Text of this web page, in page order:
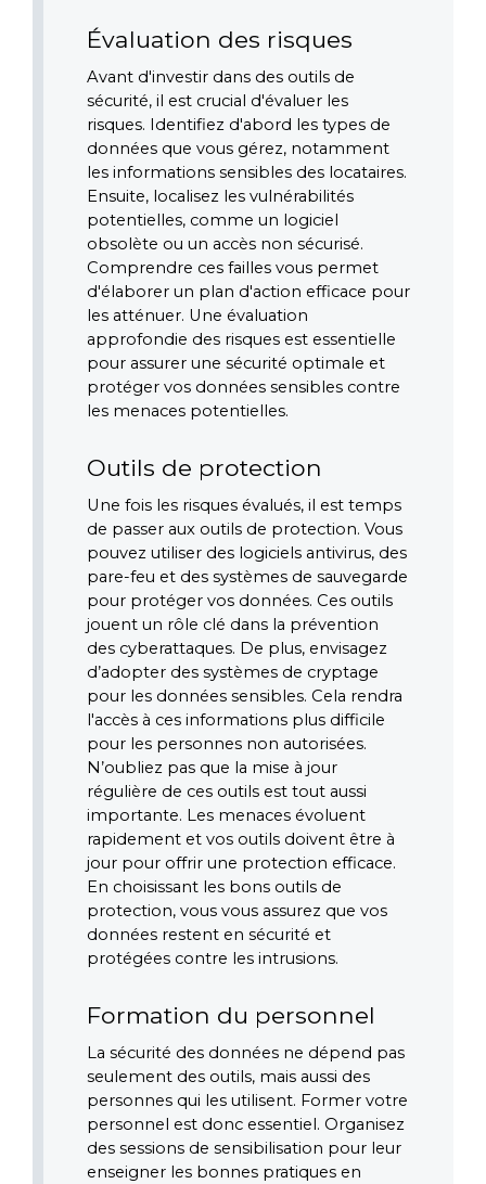
Évaluation des risques
Avant d'investir dans des outils de
sécurité, il est crucial d'évaluer les
risques. Identifiez d'abord les types de
données que vous gérez, notamment
les informations sensibles des locataires.
Ensuite, localisez les vulnérabilités
potentielles, comme un logiciel
obsolète ou un accès non sécurisé.
Comprendre ces failles vous permet
d'élaborer un plan d'action efficace pour
les atténuer. Une évaluation
approfondie des risques est essentielle
pour assurer une sécurité optimale et
protéger vos données sensibles contre
les menaces potentielles.
Outils de protection
Une fois les risques évalués, il est temps
de passer aux outils de protection. Vous
pouvez utiliser des logiciels antivirus, des
pare-feu et des systèmes de sauvegarde
pour protéger vos données. Ces outils
jouent un rôle clé dans la prévention
des cyberattaques. De plus, envisagez
d’adopter des systèmes de cryptage
pour les données sensibles. Cela rendra
l'accès à ces informations plus difficile
pour les personnes non autorisées.
N’oubliez pas que la mise à jour
régulière de ces outils est tout aussi
importante. Les menaces évoluent
rapidement et vos outils doivent être à
jour pour offrir une protection efficace.
En choisissant les bons outils de
protection, vous vous assurez que vos
données restent en sécurité et
protégées contre les intrusions.
Formation du personnel
La sécurité des données ne dépend pas
seulement des outils, mais aussi des
personnes qui les utilisent. Former votre
personnel est donc essentiel. Organisez
des sessions de sensibilisation pour leur
enseigner les bonnes pratiques en